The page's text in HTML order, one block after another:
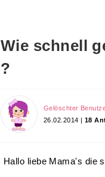
Wie schnell
?
Gelöschter
26.02.2014 | 18
Hallo liebe Mama's die